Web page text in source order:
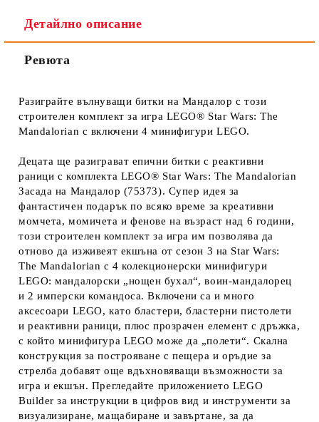
Детайлно описание
Ревюта
Разиграйте вълнуващи битки на Мандалор с този
строителен комплект за игра LEGO® Star Wars: The
Mandalorian с включени 4 минифигури LEGO.
Децата ще разиграват епични битки с реактивни
раници с комплекта LEGO® Star Wars: The Mandalorian
Засада на Мандалор (75373). Супер идея за
фантастичен подарък по всяко време за креативни
момчета, момичета и фенове на възраст над 6 години,
този строителен комплект за игра им позволява да
отново да изживеят екшъна от сезон 3 на Star Wars:
The Mandalorian с 4 колекционерски минифигури
LEGO: мандалорски „нощен бухал“, воин-мандалорец
и 2 имперски командоса. Включени са и много
аксесоари LEGO, като бластери, бластерни пистолети
и реактивни раници, плюс прозрачен елемент с дръжка,
с който минифигура LEGO може да „полети“. Скална
конструкция за построяване с пещера и оръдие за
стрелба добавят още вдъхновяващи възможности за
игра и екшън. Прегледайте приложението LEGO
Builder за инструкции в цифров вид и инструменти за
визуализиране, мащабиране и завъртане, за да